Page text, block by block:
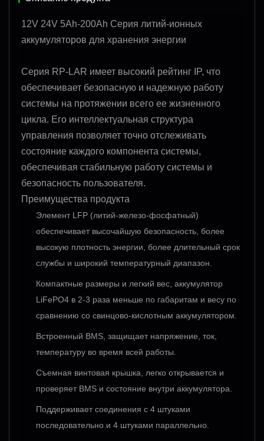
12V 24V 5Ah-200Ah Серия литий-ионных
аккумуляторов для хранения энергии
Серия RP-LAR имеет высокий рейтинг IP, что
обеспечивает безопасную и надежную работу
системы на протяжении всего ее жизненного
цикла. Его интеллектуальная структура
управления позволяет точно отслеживать
состояние каждого компонента системы,
обеспечивая стабильную работу системы и
безопасность пользователя.
Преимущества продукта
Элемент LFP (литий-железо-фосфатный)
обеспечивает высочайшую безопасность, более
высокую плотность энергии, более длительный срок
службы и широкий температурный диапазон.
Компактные размеры и легкий вес, аккумулятор
LiFePO4 в 2-3 раза меньше по габаритам и весу по
сравнению со свинцово-кислотным аккумулятором.
Встроенный BMS, защищает напряжение, ток,
температуру во время всей работы.
Съемная винтовая крышка, легко открывается и
проверяет BMS и состояние внутри аккумулятора.
Поддерживает соединения с 4 штуками
последовательно и 4 штуками параллельно.